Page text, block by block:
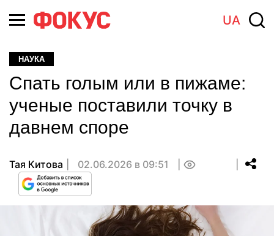
UA
НАУКА
Спать голым или в пижаме:
ученые поставили точку в
давнем споре
Тая Китова 02.06.2026 в 09:51